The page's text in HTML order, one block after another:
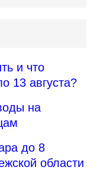
и что
13 августа?
на
до 8
области